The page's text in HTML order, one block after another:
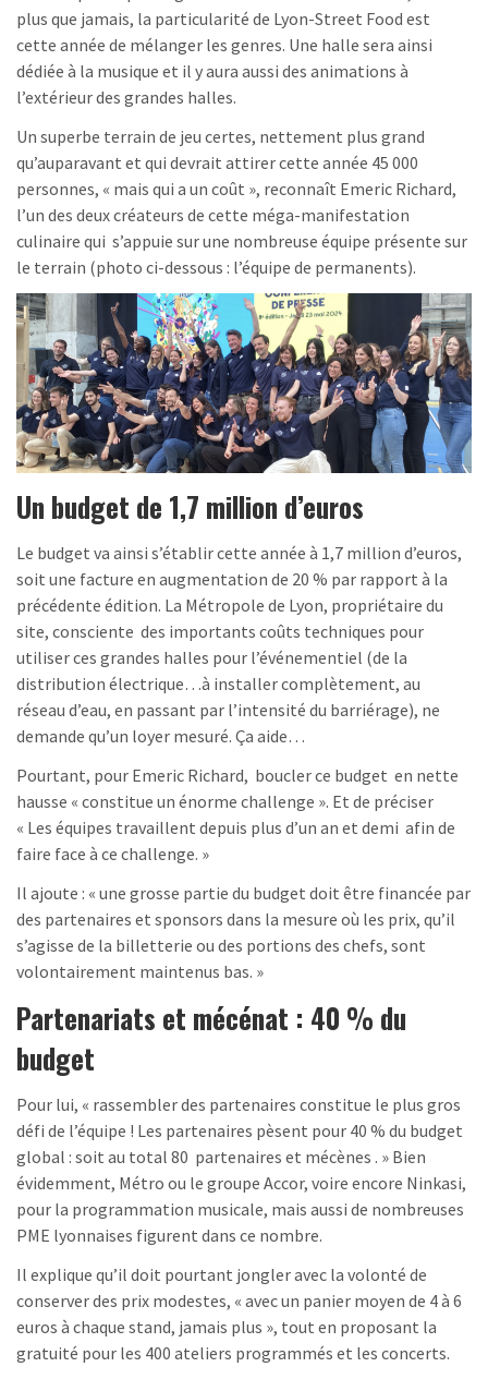
plus que jamais, la particularité de Lyon-Street Food est
cette année de mélanger les genres. Une halle sera ainsi
dédiée à la musique et il y aura aussi des animations à
l’extérieur des grandes halles.
Un superbe terrain de jeu certes, nettement plus grand
qu’auparavant et qui devrait attirer cette année 45 000
personnes, « mais qui a un coût », reconnaît Emeric Richard,
l’un des deux créateurs de cette méga-manifestation
culinaire qui s’appuie sur une nombreuse équipe présente sur
le terrain (photo ci-dessous : l’équipe de permanents).
Un budget de 1,7 million d’euros
Le budget va ainsi s’établir cette année à 1,7 million d’euros,
soit une facture en augmentation de 20 % par rapport à la
précédente édition. La Métropole de Lyon, propriétaire du
site, consciente des importants coûts techniques pour
utiliser ces grandes halles pour l’événementiel (de la
distribution électrique…à installer complètement, au
réseau d’eau, en passant par l’intensité du barriérage), ne
demande qu’un loyer mesuré. Ça aide…
Pourtant, pour Emeric Richard, boucler ce budget en nette
hausse « constitue un énorme challenge ». Et de préciser
« Les équipes travaillent depuis plus d’un an et demi afin de
faire face à ce challenge. »
Il ajoute : « une grosse partie du budget doit être financée par
des partenaires et sponsors dans la mesure où les prix, qu’il
s’agisse de la billetterie ou des portions des chefs, sont
volontairement maintenus bas. »
Partenariats et mécénat : 40 % du
budget
Pour lui, « rassembler des partenaires constitue le plus gros
défi de l’équipe ! Les partenaires pèsent pour 40 % du budget
global : soit au total 80 partenaires et mécènes . » Bien
évidemment, Métro ou le groupe Accor, voire encore Ninkasi,
pour la programmation musicale, mais aussi de nombreuses
PME lyonnaises figurent dans ce nombre.
Il explique qu’il doit pourtant jongler avec la volonté de
conserver des prix modestes, « avec un panier moyen de 4 à 6
euros à chaque stand, jamais plus », tout en proposant la
gratuité pour les 400 ateliers programmés et les concerts.